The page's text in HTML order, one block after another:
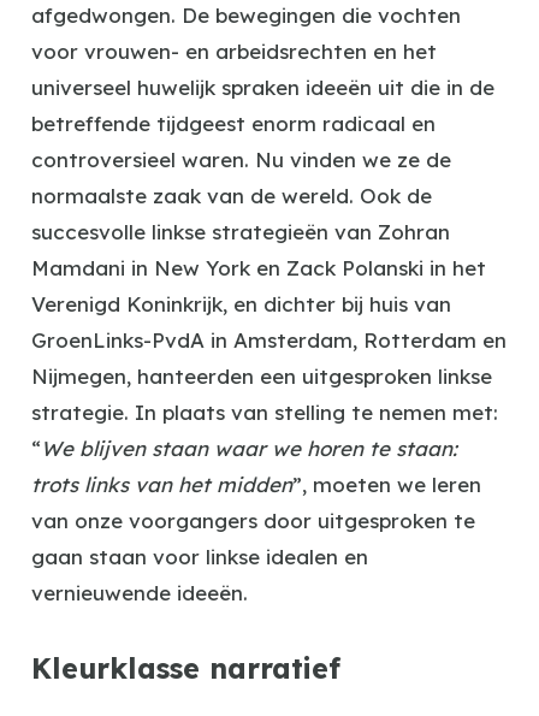
afgedwongen. De bewegingen die vochten
voor vrouwen- en arbeidsrechten en het
universeel huwelijk spraken ideeën uit die in de
betreffende tijdgeest enorm radicaal en
controversieel waren. Nu vinden we ze de
normaalste zaak van de wereld. Ook de
succesvolle linkse strategieën van Zohran
Mamdani in New York en Zack Polanski in het
Verenigd Koninkrijk, en dichter bij huis van
GroenLinks-PvdA in Amsterdam, Rotterdam en
Nijmegen, hanteerden een uitgesproken linkse
strategie. In plaats van stelling te nemen met:
“We blijven staan waar we horen te staan:
trots links van het midden”, moeten we leren
van onze voorgangers door uitgesproken te
gaan staan voor linkse idealen en
vernieuwende ideeën.
Kleurklasse narratief